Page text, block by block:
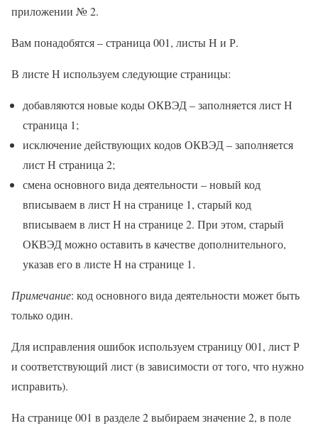
приложении № 2.
Вам понадобятся – страница 001, листы Н и Р.
В листе Н используем следующие страницы:
добавляются новые коды ОКВЭД – заполняется лист Н
страница 1;
исключение действующих кодов ОКВЭД – заполняется
лист Н страница 2;
смена основного вида деятельности – новый код
вписываем в лист Н на странице 1, старый код
вписываем в лист Н на странице 2. При этом, старый
ОКВЭД можно оставить в качестве дополнительного,
указав его в листе Н на странице 1.
Примечание: код основного вида деятельности может быть
только один.
Для исправления ошибок используем страницу 001, лист Р
и соответствующий лист (в зависимости от того, что нужно
исправить).
На странице 001 в разделе 2 выбираем значение 2, в поле